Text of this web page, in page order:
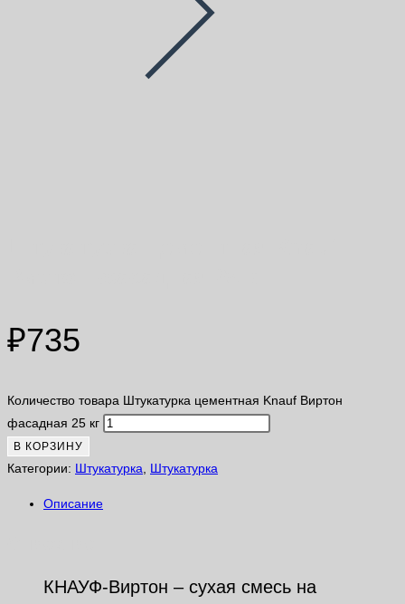
₽735
Количество товара Штукатурка цементная Knauf Виртон
фасадная 25 кг
В КОРЗИНУ
Категории: Штукатурка Штукатурка
Описание
КНАУФ-Виртон – cухая смесь на